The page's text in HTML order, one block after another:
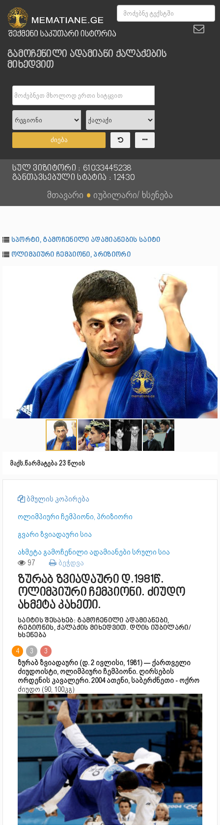
გამოჩენილი ადამიანი ქალაქების
მიხედვით
ძიება
სულ ვიზიტორი : 61033445238
განთავსებული სტატია : 12430
მთავარი ● იუბილარი/ ხსენება
სპორტი, გამოჩენილი ადამიანების საიტი
ოლიმპიური ჩემპიონი, პრიზიორი
მაქს.წარმატება 23 წლის
ბმულის კოპირება
ოლიმპიური ჩემპიონი, პრიზიორი
გვარი ზვიადაური სია
ახმეტა გამოჩენილი ადამიანები სრული სია
97 ბეჭდვა
ზურაბ ზვიადაური დ.1981წ.
ოლიმპიური ჩემპიონი. ძიუდო
ახმეტა კახეთი.
საიტის შესახებ: გამოჩენილი ადამიანები,
რეგიონის, ქალაქის მიხედვით. დღის იუბილარი/
ხსენება
4 3
3
ზურაბ ზვიადაური (დ. 2 ივლისი, 1981) — ქართველი
ძიუდოისტი, ოლიმპიური ჩემპიონი. ღირსების
ორდენის კავალერი. 2004 ათენი, საბერძნეთი - ოქრო
ძიუდო (90, 100კგ)